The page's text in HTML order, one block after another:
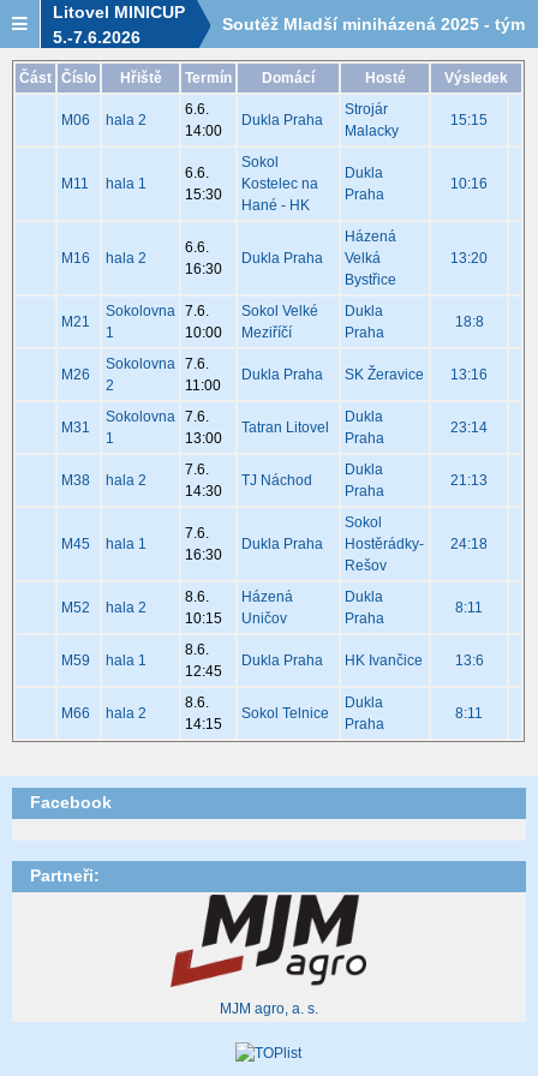
Litovel MINICUP
5.-7.6.2026
Soutěž Mladší miniházená 2025 - tým
Dukla Praha - rozpis utkání
Část Číslo Hřiště Termín Domácí Hosté Výsledek
M06 hala 2
6.6.
14:00
Dukla Praha
Strojár
Malacky
15:15
M11 hala 1
6.6.
15:30
Sokol
Kostelec na
Hané - HK
Dukla
Praha
10:16
M16 hala 2
6.6.
16:30
Dukla Praha
Házená
Velká
Bystřice
13:20
M21
Sokolovna
1
7.6.
10:00
Sokol Velké
Meziříčí
Dukla
Praha
18:8
M26
Sokolovna
2
7.6.
11:00
Dukla Praha SK Žeravice 13:16
M31
Sokolovna
1
7.6.
13:00
Tatran Litovel
Dukla
Praha
23:14
M38 hala 2
7.6.
14:30
TJ Náchod
Dukla
Praha
21:13
M45 hala 1
7.6.
16:30
Dukla Praha
Sokol
Hostěrádky-
Rešov
24:18
M52 hala 2
8.6.
10:15
Házená
Uničov
Dukla
Praha
8:11
M59 hala 1
8.6.
12:45
Dukla Praha HK Ivančice 13:6
M66 hala 2
8.6.
14:15
Sokol Telnice
Dukla
Praha
8:11
Facebook
Partneři:
MJM agro, a. s.